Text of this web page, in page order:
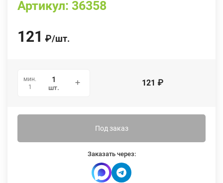
Артикул: 36358
121 ₽/шт.
мин.
1
шт. 121 ₽
Под заказ
Заказать через: